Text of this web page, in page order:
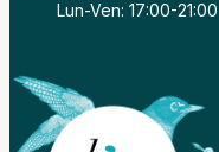
Lun-Ven: 17:00-21:00